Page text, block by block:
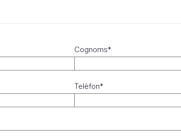
Cognoms*
Telèfon*